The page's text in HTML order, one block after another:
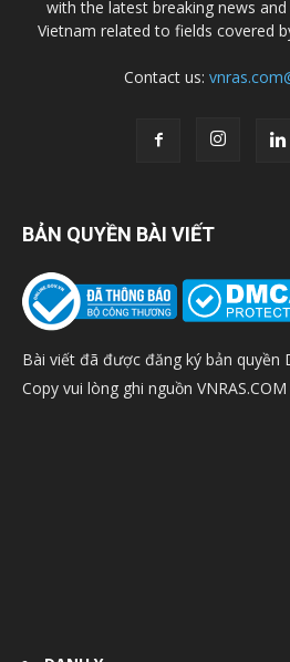
with the latest breaking news
Vietnam related to fields covered
Contact us:
BẢN QUYỀN BÀI VIẾT
Bài viết đã được đăng ký bản quyền
Copy vui lòng ghi nguồn VNRAS.COM